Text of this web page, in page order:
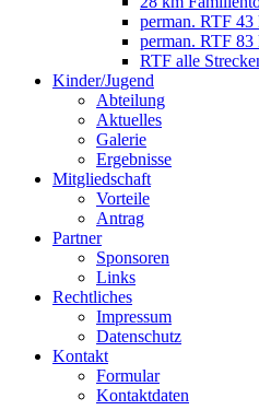
perman. RTF 43
perman. RTF 83
RTF alle
Kinder/Jugend
Abteilung
Aktuelles
Galerie
Ergebnisse
Mitgliedschaft
Vorteile
Antrag
Partner
Sponsoren
Links
Rechtliches
Impressum
Datenschutz
Kontakt
Formular
Kontaktdaten